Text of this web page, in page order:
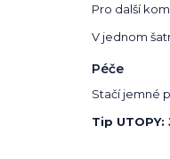
Pro další
V jednom
Péče
Stačí jemné
Tip